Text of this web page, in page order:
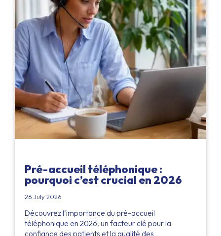
Pré-accueil téléphonique :
pourquoi c’est crucial en 2026
26 July 2026
Découvrez l’importance du pré-accueil
téléphonique en 2026, un facteur clé pour la
confiance des patients et la qualité des